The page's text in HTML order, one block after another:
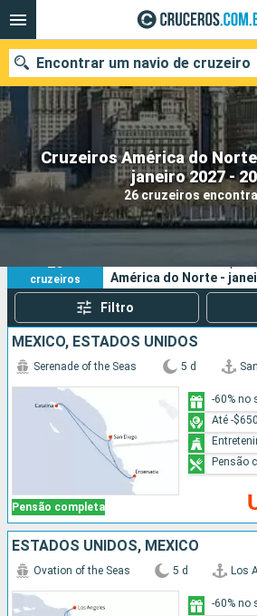
Cruzeiros América do
janeiro 2027 -
26 cruzeiros
Encontrar um navio de cruzeiro
Quando ir?
Data de partida
Pesquisar
26
cruzeiros
América do Norte -
Filtro
MÉXICO, ESTADOS UNIDOS
Pensão completa
Serenade of the Seas 5 d
-60% no
Até -
Pensão
ESTADOS UNIDOS, MÉXICO
Ovation of the Seas 5 d Los
-60% no